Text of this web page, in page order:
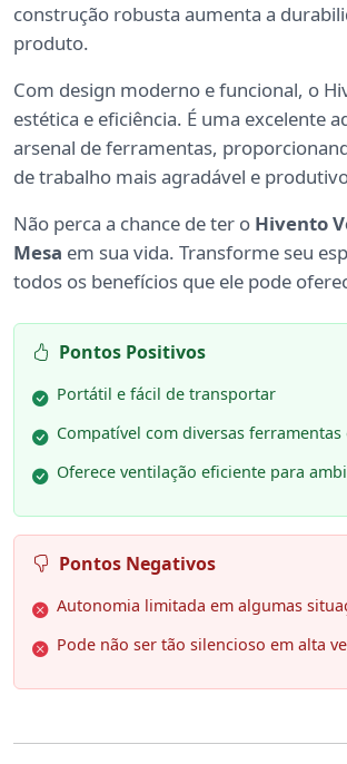
construção robusta aumenta a
produto.
Com design moderno e funcional, o
estética e eficiência. É uma excelente
arsenal de ferramentas,
de trabalho mais agradável e
Não perca a chance de ter o Hivento
Mesa em sua vida. Transforme seu
todos os benefícios que ele pode
Pontos Positivos
Portátil e fácil de transportar
Compatível com diversas ferramentas
Oferece ventilação eficiente para
Pontos Negativos
Autonomia limitada em algumas
Pode não ser tão silencioso em alta